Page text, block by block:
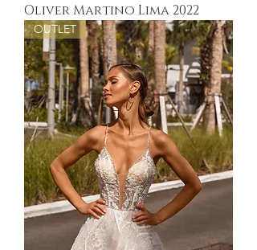
Oliver Martino Lima 2022
OUTLET